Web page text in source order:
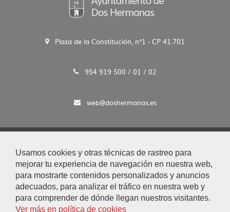
Usamos cookies y otras técnicas de rastreo para
mejorar tu experiencia de navegación en nuestra web,
para mostrarte contenidos personalizados y anuncios
adecuados, para analizar el tráfico en nuestra web y
para comprender de dónde llegan nuestros visitantes.
Ver más en política de cookies
Plaza de la Constitución, n°1 - CP 41.701
954 919 500 / 01 / 02
web@doshermanas.es
Aviso Legal y Protección de Datos
|
Mapa Web
|
Accesibilidad